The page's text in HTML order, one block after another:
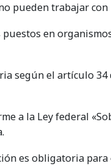
pueden trabajar con
en
según el artículo 34
a la Ley federal
es obligatoria